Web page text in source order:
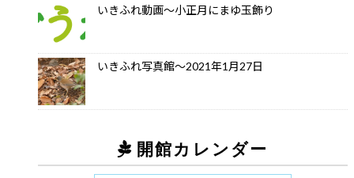
いきふれ動画～小正月にまゆ玉飾り
いきふれ写真館～2021年1月27日
開館カレンダー